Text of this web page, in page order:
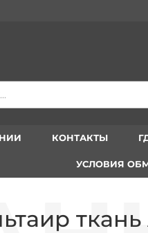
КОНТАКТЫ
УСЛОВИЯ